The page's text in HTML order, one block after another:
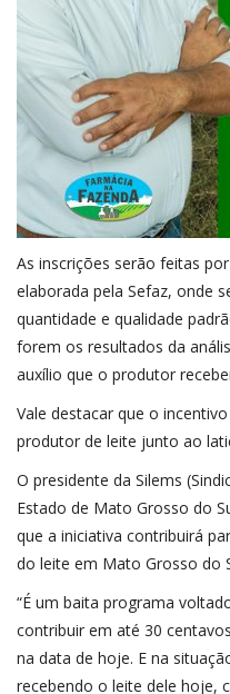
As inscrições serão feitas
elaborada pela Sefaz, onde
quantidade e qualidade
forem os resultados da
auxílio que o produtor
Vale destacar que o
produtor de leite junto ao
O presidente da Silems
Estado de Mato Grosso do
que a iniciativa contribuirá
do leite em Mato Grosso do
“É um baita programa
contribuir em até 30
na data de hoje. E na
recebendo o leite dele hoje,